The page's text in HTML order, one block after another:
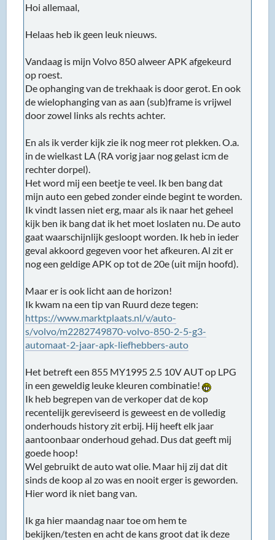
Hoi allemaal,
Helaas heb ik geen leuk nieuws.
Vandaag is mijn Volvo 850 alweer APK afgekeurd
op roest.
De ophanging van de trekhaak is door gerot. En ook
de wielophanging van as aan (sub)frame is vrijwel
door zowel links als rechts achter.
En als ik verder kijk zie ik nog meer rot plekken. O.a.
in de wielkast LA (RA vorig jaar nog gelast icm de
rechter dorpel).
Het word mij een beetje te veel. Ik ben bang dat
mijn auto een gebed zonder einde begint te worden.
Ik vindt lassen niet erg, maar als ik naar het geheel
kijk ben ik bang dat ik het moet loslaten nu. De auto
gaat waarschijnlijk gesloopt worden. Ik heb in ieder
geval akkoord gegeven voor het afkeuren. Al zit er
nog een geldige APK op tot de 20e (uit mijn hoofd).
Maar er is ook licht aan de horizon!
Ik kwam na een tip van Ruurd deze tegen:
https://www.marktplaats.nl/v/auto-
s/volvo/m2282749870-volvo-850-2-5-g3-
automaat-2-jaar-apk-liefhebbers-auto
Het betreft een 855 MY1995 2.5 10V AUT op LPG
in een geweldig leuke kleuren combinatie!
Ik heb begrepen van de verkoper dat de kop
recentelijk gereviseerd is geweest en de volledig
onderhouds history zit erbij. Hij heeft elk jaar
aantoonbaar onderhoud gehad. Dus dat geeft mij
goede hoop!
Wel gebruikt de auto wat olie. Maar hij zij dat dit
sinds de koop al zo was en nooit erger is geworden.
Hier word ik niet bang van.
Ik ga hier maandag naar toe om hem te
bekijken/testen en acht de kans groot dat ik deze